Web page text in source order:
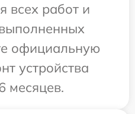
всех работ и
официальную
устройства
месяцев.